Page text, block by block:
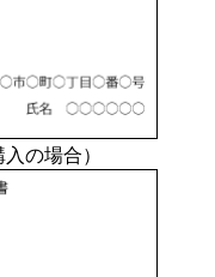
の場合）